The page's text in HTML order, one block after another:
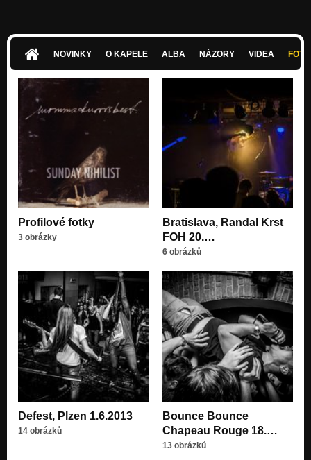
NOVINKY O KAPELE ALBA NÁZORY VIDEA
Profilové fotky
3 obrázky
Bratislava, Randal Krst
FOH 20.…
6 obrázků
Defest, Plzen 1.6.2013
14 obrázků
Bounce Bounce
Chapeau Rouge 18.…
13 obrázků